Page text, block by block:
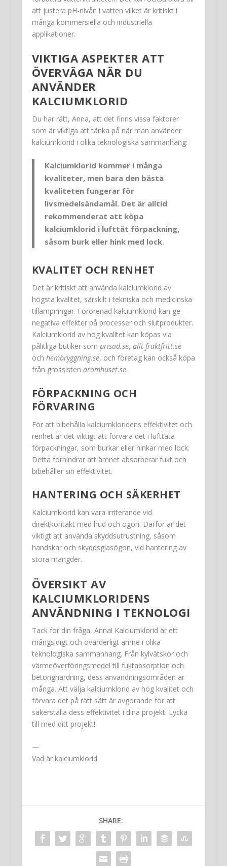
att justera pH-nivån i vatten vilket är kritiskt i
många kommersiella och industriella
applikationer.
VIKTIGA ASPEKTER ATT
ÖVERVÄGA NÄR DU
ANVÄNDER
KALCIUMKLORID
Du har rätt, Anna, att det finns vissa faktorer
som är viktiga att tänka på när man använder
kalciumklorid i olika teknologiska sammanhang:
Kalciumklorid kommer i många
kvaliteter, men bara den bästa
kvaliteten fungerar för
livsmedelsändamål. Det är alltid
rekommenderat att köpa
kalciumklorid i lufttät förpackning,
såsom burk eller hink med lock.
KVALITET OCH RENHET
Det är kritiskt att använda kalciumklorid av
högsta kvalitet, särskilt i tekniska och medicinska
tillämpningar. Förorenad kalciumklorid kan ge
negativa effekter på processer och slutprodukter.
Kalciumklorid av hög kvalitet kan köpas via
pålitliga butiker som prisad.se, allt-fraktfritt.se
och hembryggning.se, och företag kan också köpa
från grossisten aromhuset.se.
FÖRPACKNING OCH
FÖRVARING
För att bibehålla kalciumkloridens effektivitet och
renhet är det viktigt att förvara det i lufttäta
förpackningar, som burkar eller hinkar med lock.
Detta förhindrar att ämnet absorberar fukt och
bibehåller sin effektivitet.
HANTERING OCH SÄKERHET
Kalciumklorid kan vara irriterande vid
direktkontakt med hud och ögon. Därför är det
viktigt att använda skyddsutrustning, såsom
handskar och skyddsglasögon, vid hantering av
stora mängder.
ÖVERSIKT AV
KALCIUMKLORIDENS
ANVÄNDNING I TEKNOLOGI
Tack för din fråga, Anna! Kalciumklorid är ett
mångsidigt och ovärderligt ämne i olika
teknologiska sammanhang. Från kylvätskor och
värmeöverföringsmedel till fuktabsorption och
betonghärdning, dess användningsområden är
många. Att välja kalciumklorid av hög kvalitet och
förvara det på rätt sätt är avgörande för att
säkerställa dess effektivitet i dina projekt. Lycka
till med ditt projekt!
—
Vad är kalciumklorid
SHARE: